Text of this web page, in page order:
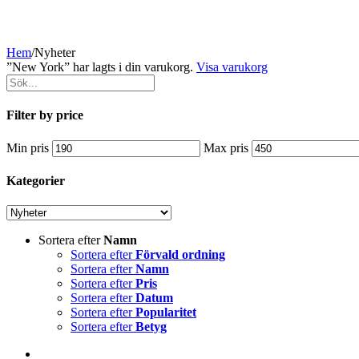
Hem/Nyheter
”New York” har lagts i din varukorg. Visa varukorg
Filter by price
Min pris Max pris
Kategorier
Sortera efterNamn
Sortera efterFörvald ordning
Sortera efterNamn
Sortera efterPris
Sortera efterDatum
Sortera efterPopularitet
Sortera efterBetyg